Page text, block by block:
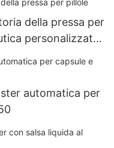
della pressa per
personalizzata
automatica per